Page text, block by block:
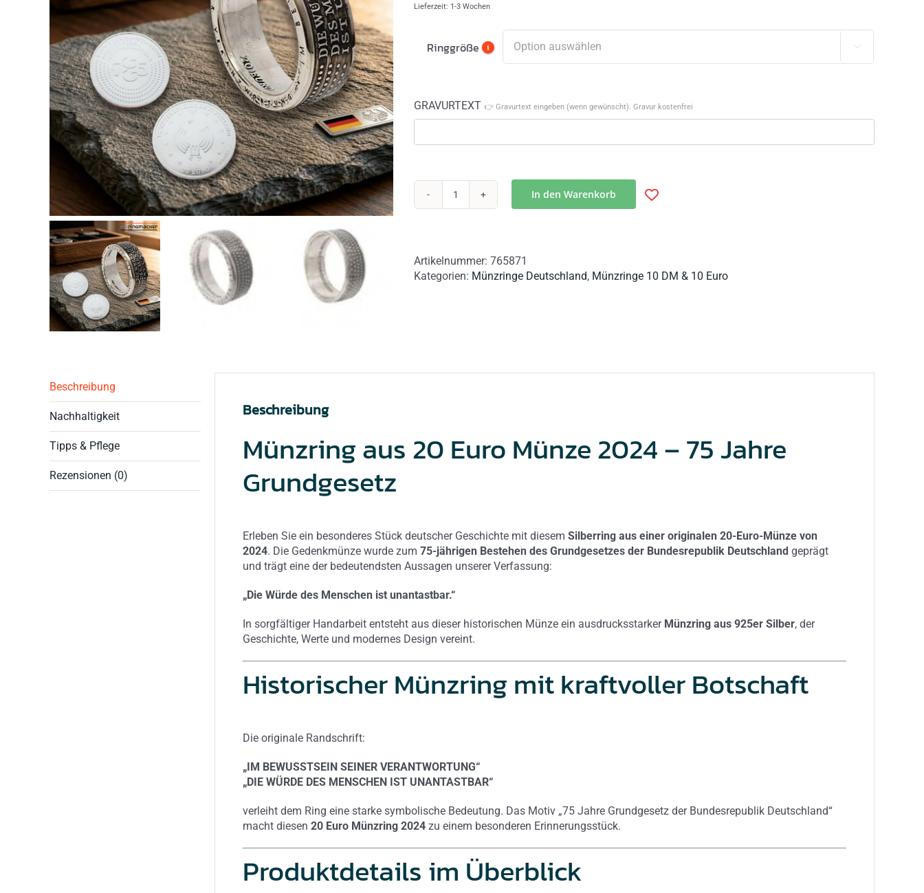
Lieferzeit: 1-3 Wochen
Ringgröße i 
GRAVURTEXT 👉 Gravurtext eingeben (wenn gewünscht). Gravur kostenfrei
Münzring
Münze
-75
In den Warenkorb
Artikelnummer: 765871
Kategorien: Münzringe Deutschland, Münzringe 10 DM & 10 Euro
Beschreibung
Nachhaltigkeit
Tipps & Pflege
Rezensionen (0)
Beschreibung
Münzring aus 20 Euro Münze 2024 – 75 Jahre
Grundgesetz
Erleben Sie ein besonderes Stück deutscher Geschichte mit diesem Silberring aus einer originalen 20-Euro-Münze von
2024. Die Gedenkmünze wurde zum 75-jährigen Bestehen des Grundgesetzes der Bundesrepublik Deutschland geprägt
und trägt eine der bedeutendsten Aussagen unserer Verfassung:
„Die Würde des Menschen ist unantastbar.“
In sorgfältiger Handarbeit entsteht aus dieser historischen Münze ein ausdrucksstarker Münzring aus 925er Silber, der
Geschichte, Werte und modernes Design vereint.
Historischer Münzring mit kraftvoller Botschaft
Die originale Randschrift:
„IM BEWUSSTSEIN SEINER VERANTWORTUNG“
„DIE WÜRDE DES MENSCHEN IST UNANTASTBAR“
verleiht dem Ring eine starke symbolische Bedeutung. Das Motiv „75 Jahre Grundgesetz der Bundesrepublik Deutschland“
macht diesen 20 Euro Münzring 2024 zu einem besonderen Erinnerungsstück.
Produktdetails im Überblick